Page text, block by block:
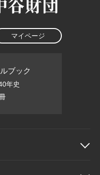
マイページ
ブック
年史